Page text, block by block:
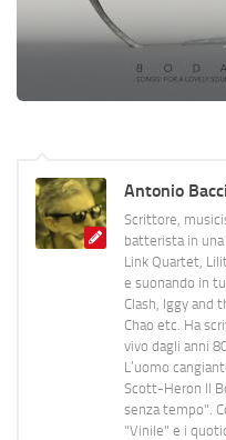
Antonio
Scrittore,
batterista in
Link Quartet,
e suonando in
Clash, Iggy and
Chao etc. Ha
vivo dagli anni
L’uomo
Scott-Heron Il
senza tempo".
"Vinile" e i